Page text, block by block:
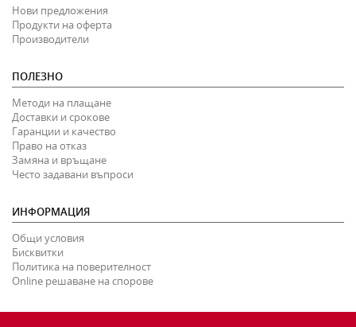
Нови предложения
Продукти на оферта
Производители
ПОЛЕЗНО
Методи на плащане
Доставки и срокове
Гаранции и качество
Право на отказ
Замяна и връщане
Често задавани въпроси
ИНФОРМАЦИЯ
Общи условия
Бисквитки
Политика на поверителност
Online решаване на спорове